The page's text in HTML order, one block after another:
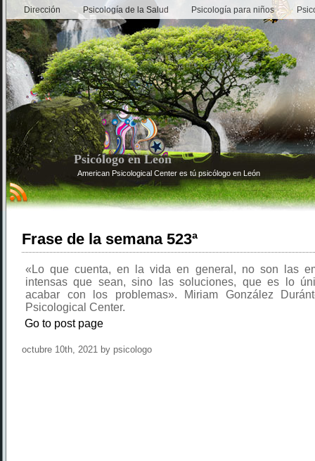
Dirección Psicología de la Salud Psicología para niños
Psicólogo en León
American Psicological Center es tú psicólogo en León
Frase de la semana 523ª
«Lo que cuenta, en la vida en general, no son las
intensas que sean, sino las soluciones, que es lo
acabar con los problemas». Miriam González
Psicological Center.
Go to post page
octubre 10th, 2021 by psicologo